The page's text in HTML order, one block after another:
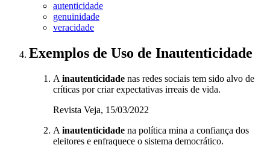
autenticidade
genuinidade
veracidade
Exemplos de Uso de Inautenticidade
A inautenticidade nas redes sociais tem sido alvo de
críticas por criar expectativas irreais de vida.
Revista Veja, 15/03/2022
A inautenticidade na política mina a confiança dos
eleitores e enfraquece o sistema democrático.